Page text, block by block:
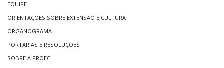
EQUIPE
ORIENTAÇÕES SOBRE EXTENSÃO E CULTURA
ORGANOGRAMA
PORTARIAS E RESOLUÇÕES
SOBRE A PROEC